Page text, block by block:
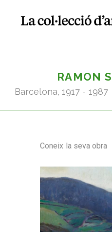
RAMON
Barcelona, 1917 - 1987
Coneix la seva obra